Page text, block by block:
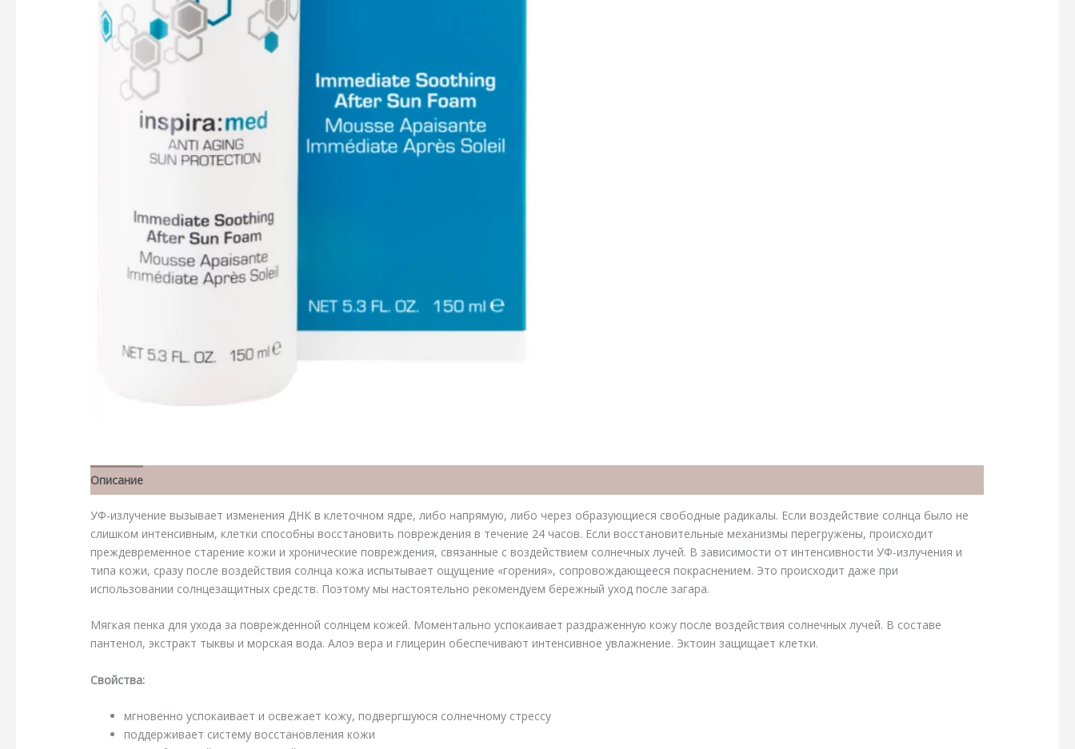
Описание
УФ-излучение вызывает изменения ДНК в клеточном ядре, либо напрямую, либо через образующиеся свободные радикалы. Если воздействие солнца было не
слишком интенсивным, клетки способны восстановить повреждения в течение 24 часов. Если восстановительные механизмы перегружены, происходит
преждевременное старение кожи и хронические повреждения, связанные с воздействием солнечных лучей. В зависимости от интенсивности УФ-излучения и
типа кожи, сразу после воздействия солнца кожа испытывает ощущение «горения», сопровождающееся покраснением. Это происходит даже при
использовании солнцезащитных средств. Поэтому мы настоятельно рекомендуем бережный уход после загара.
Мягкая пенка для ухода за поврежденной солнцем кожей. Моментально успокаивает раздраженную кожу после воздействия солнечных лучей. В составе
пантенол, экстракт тыквы и морская вода. Алоэ вера и глицерин обеспечивают интенсивное увлажнение. Эктоин защищает клетки.
Свойства:
мгновенно успокаивает и освежает кожу, подвергшуюся солнечному стрессу
поддерживает систему восстановления кожи